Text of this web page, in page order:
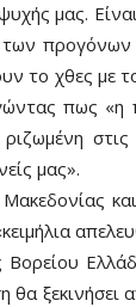
μας.
προγόνων
το χθες με
πως «η
ριζωμένη
μας».
Βορείου
θα